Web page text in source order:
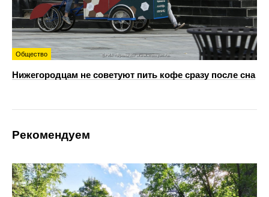
Общество
Нижегородцам не советуют пить кофе сразу после сна
Рекомендуем